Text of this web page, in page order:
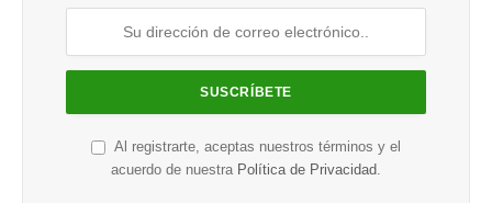
Al registrarte, aceptas nuestros términos y el
acuerdo de nuestra Política de Privacidad